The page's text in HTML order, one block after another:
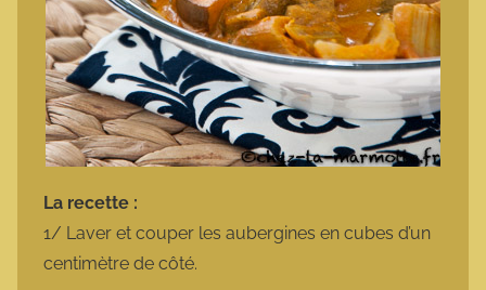
La recette :
1/ Laver et couper les aubergines en cubes d’un
centimètre de côté.